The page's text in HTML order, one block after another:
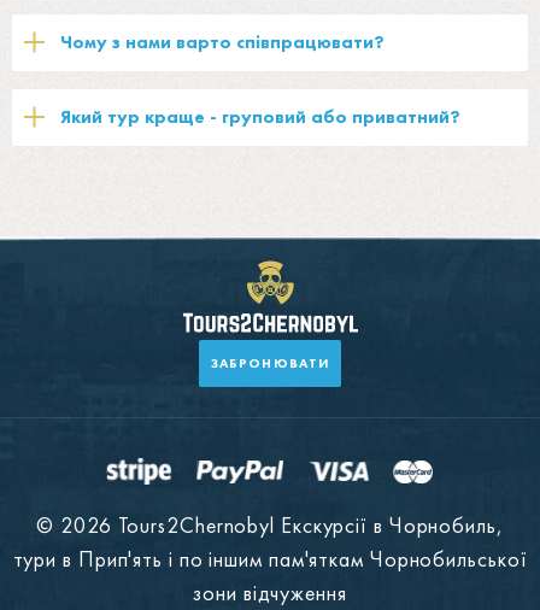
Чому з нами варто співпрацювати?
Який тур краще - груповий або приватний?
ЗАБРОНЮВАТИ
© 2026 Tours2Chernobyl Екскурсії в Чорнобиль,
тури в Прип'ять і по іншим пам'яткам Чорнобильської
зони відчуження